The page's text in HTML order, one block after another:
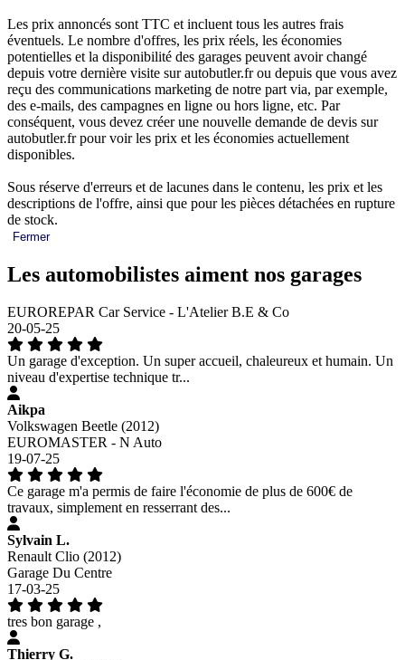
Les prix annoncés sont TTC et incluent tous les autres frais
éventuels. Le nombre d'offres, les prix réels, les économies
potentielles et la disponibilité des garages peuvent avoir changé
depuis votre dernière visite sur autobutler.fr ou depuis que vous avez
reçu des communications marketing de notre part via, par exemple,
des e-mails, des campagnes en ligne ou hors ligne, etc. Par
conséquent, vous devez créer une nouvelle demande de devis sur
autobutler.fr pour voir les prix et les économies actuellement
disponibles.
Sous réserve d'erreurs et de lacunes dans le contenu, les prix et les
descriptions de l'offre, ainsi que pour les pièces détachées en rupture
de stock.
Fermer
Les automobilistes aiment nos garages
EUROREPAR Car Service - L'Atelier B.E & Co
20-05-25
Un garage d'exception. Un super accueil, chaleureux et humain. Un
niveau d'expertise technique tr...
Aikpa
Volkswagen Beetle (2012)
EUROMASTER - N Auto
19-07-25
Ce garage m'a permis de faire l'économie de plus de 600€ de
travaux, simplement en resserrant des...
Sylvain L.
Renault Clio (2012)
Garage Du Centre
17-03-25
tres bon garage ,
Thierry G.